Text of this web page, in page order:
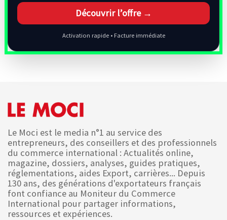
Découvrir l’offre →
Activation rapide • Facture immédiate
Le Moci est le media n°1 au service des
entrepreneurs, des conseillers et des professionnels
du commerce international : Actualités online,
magazine, dossiers, analyses, guides pratiques,
réglementations, aides Export, carrières... Depuis
130 ans, des générations d'exportateurs français
font confiance au Moniteur du Commerce
International pour partager informations,
ressources et expériences.